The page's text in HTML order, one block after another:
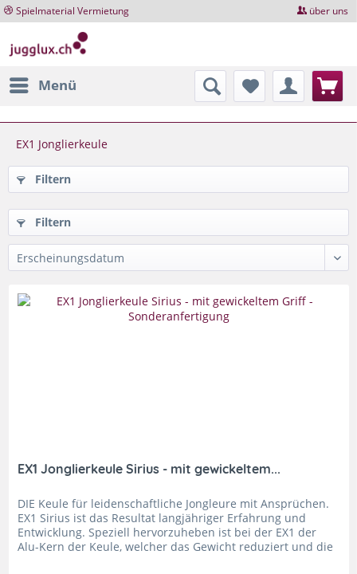
Spielmaterial Vermietung über uns
Menü
EX1 Jonglierkeule
Filtern
Filtern
EX1 Jonglierkeule Sirius - mit gewickeltem...
DIE Keule für leidenschaftliche Jongleure mit Ansprüchen.
EX1 Sirius ist das Resultat langjähriger Erfahrung und
Entwicklung. Speziell hervorzuheben ist bei der EX1 der
Alu-Kern der Keule, welcher das Gewicht reduziert und die